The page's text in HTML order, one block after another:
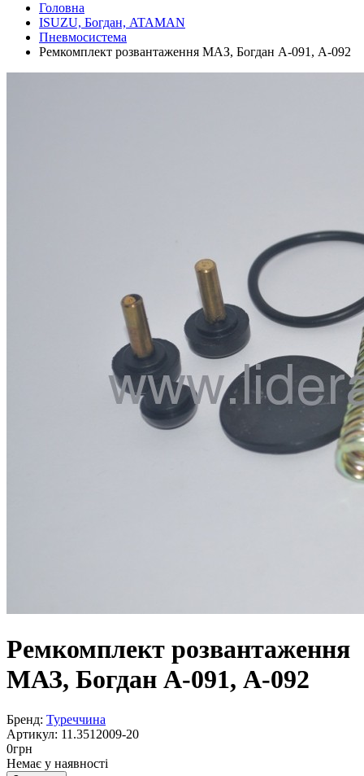
Головна
ISUZU, Богдан, ATAMAN
Пневмосистема
Ремкомплект розвантаження МАЗ, Богдан А-091, А-092
Ремкомплект розвантаження
МАЗ, Богдан А-091, А-092
Бренд: Туреччина
Артикул: 11.3512009-20
0грн
Немає у наявності